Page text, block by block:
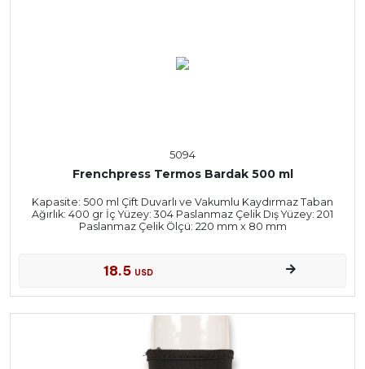
5094
Frenchpress Termos Bardak 500 ml
Kapasite: 500 ml Çift Duvarlı ve Vakumlu Kaydırmaz Taban
Ağırlık: 400 gr İç Yüzey: 304 Paslanmaz Çelik Dış Yüzey: 201
Paslanmaz Çelik Ölçü: 220 mm x 80 mm
18.5 USD